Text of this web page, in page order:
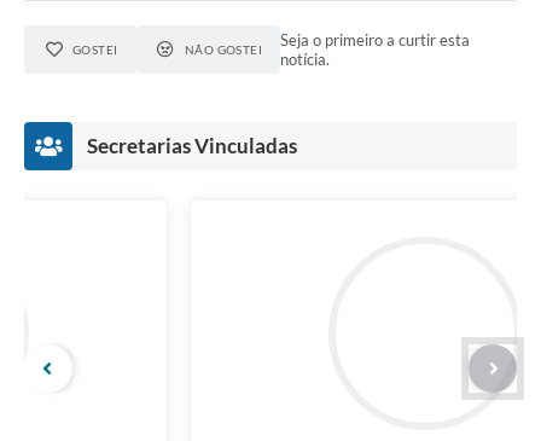
GOSTEI NÃO GOSTEI
Seja o primeiro a curtir esta
notícia.
Secretarias Vinculadas